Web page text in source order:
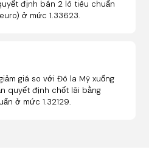
định bán 2 lô tiêu chuẩn
ở mức 1.33623.
giá so với Đô la Mỹ xuống
quyết định chốt lãi bằng
ở mức 1.32129.